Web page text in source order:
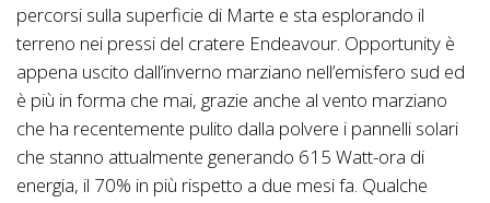
percorsi sulla superficie di Marte e sta esplorando il
terreno nei pressi del cratere Endeavour. Opportunity è
appena uscito dall’inverno marziano nell’emisfero sud ed
è più in forma che mai, grazie anche al vento marziano
che ha recentemente pulito dalla polvere i pannelli solari
che stanno attualmente generando 615 Watt-ora di
energia, il 70% in più rispetto a due mesi fa. Qualche